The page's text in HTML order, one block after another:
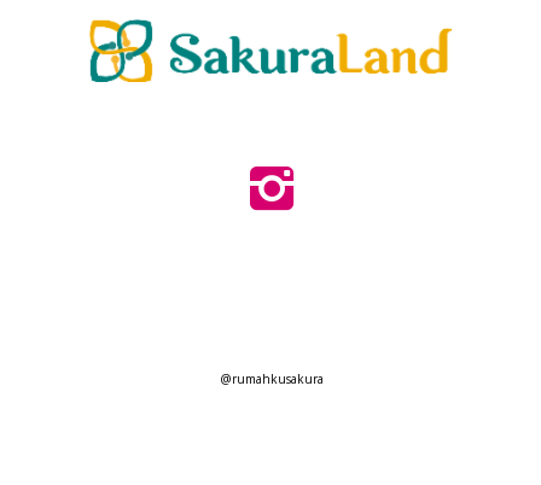
@rumahkusakura